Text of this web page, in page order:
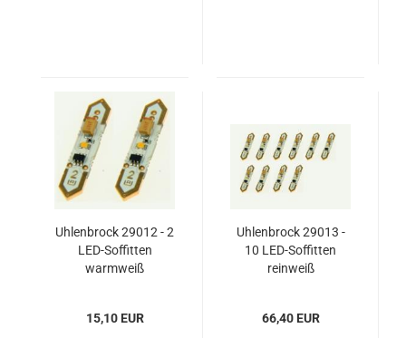
Uhlenbrock 29012 - 2
LED-Soffitten
warmweiß
15,10 EUR
Uhlenbrock 29013 -
10 LED-Soffitten
reinweiß
66,40 EUR